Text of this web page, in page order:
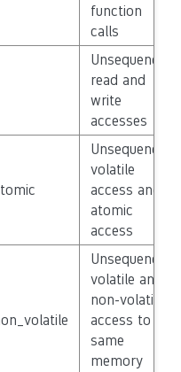
function
calls
Unsequenced
read and
write
accesses
Unsequenced
volatile
access and
atomic
access
Unsequenced
volatile and
non-volatile
access to
same
memory